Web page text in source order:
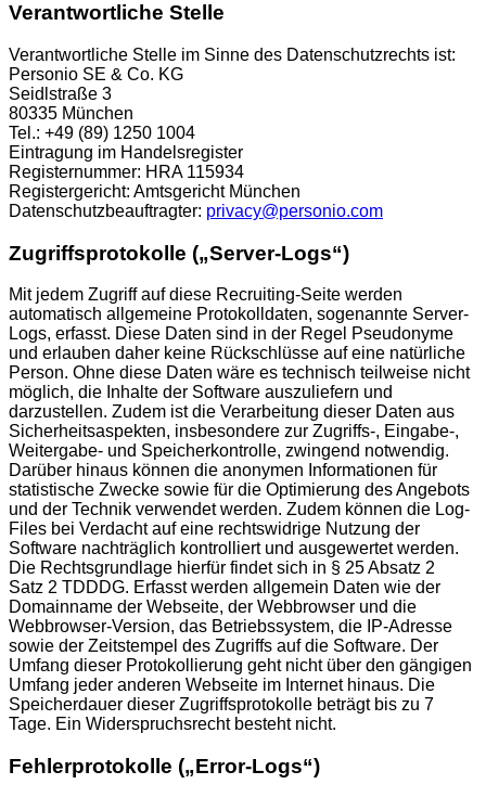
Verantwortliche Stelle
Verantwortliche Stelle im Sinne des Datenschutzrechts ist:
Personio SE & Co. KG
Seidlstraße 3
80335 München
Tel.: +49 (89) 1250 1004
Eintragung im Handelsregister
Registernummer: HRA 115934
Registergericht: Amtsgericht München
Datenschutzbeauftragter: privacy@personio.com
Zugriffsprotokolle („Server-Logs“)
Mit jedem Zugriff auf diese Recruiting-Seite werden
automatisch allgemeine Protokolldaten, sogenannte Server-
Logs, erfasst. Diese Daten sind in der Regel Pseudonyme
und erlauben daher keine Rückschlüsse auf eine natürliche
Person. Ohne diese Daten wäre es technisch teilweise nicht
möglich, die Inhalte der Software auszuliefern und
darzustellen. Zudem ist die Verarbeitung dieser Daten aus
Sicherheitsaspekten, insbesondere zur Zugriffs-, Eingabe-,
Weitergabe- und Speicherkontrolle, zwingend notwendig.
Darüber hinaus können die anonymen Informationen für
statistische Zwecke sowie für die Optimierung des Angebots
und der Technik verwendet werden. Zudem können die Log-
Files bei Verdacht auf eine rechtswidrige Nutzung der
Software nachträglich kontrolliert und ausgewertet werden.
Die Rechtsgrundlage hierfür findet sich in § 25 Absatz 2
Satz 2 TDDDG. Erfasst werden allgemein Daten wie der
Domainname der Webseite, der Webbrowser und die
Webbrowser-Version, das Betriebssystem, die IP-Adresse
sowie der Zeitstempel des Zugriffs auf die Software. Der
Umfang dieser Protokollierung geht nicht über den gängigen
Umfang jeder anderen Webseite im Internet hinaus. Die
Speicherdauer dieser Zugriffsprotokolle beträgt bis zu 7
Tage. Ein Widerspruchsrecht besteht nicht.
Fehlerprotokolle („Error-Logs“)